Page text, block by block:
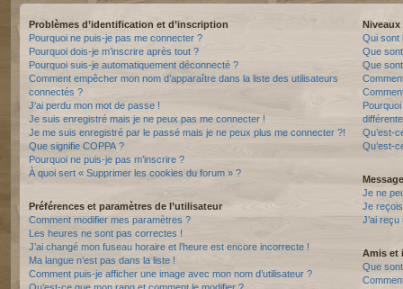
Problèmes d’identification et d’inscription
Pourquoi ne puis-je pas me connecter ?
Pourquoi dois-je m’inscrire après tout ?
Pourquoi suis-je automatiquement déconnecté ?
Comment empêcher mon nom d’apparaître dans la liste des utilisateurs
connectés ?
J’ai perdu mon mot de passe !
Je suis enregistré mais je ne peux pas me connecter !
Je me suis enregistré par le passé mais je ne peux plus me connecter ?!
Que signifie COPPA ?
Pourquoi ne puis-je pas m’inscrire ?
À quoi sert « Supprimer les cookies du forum » ?
Préférences et paramètres de l’utilisateur
Comment modifier mes paramètres ?
Les heures ne sont pas correctes !
J’ai changé mon fuseau horaire et l’heure est encore incorrecte !
Ma langue n’est pas dans la liste !
Comment puis-je afficher une image avec mon nom d’utilisateur ?
Niveaux
Qui sont
Que
Que
Qu’est-
Qu’est-
Je ne
Je
J’ai
Amis et
Que